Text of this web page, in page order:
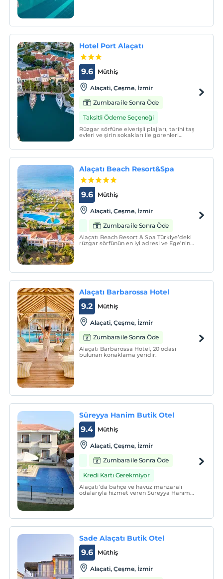
Hotel Port Alaçatı
Müthiş
9.6
Alaçati, Çeşme, İzmir
Zumbara ile Sonra Öde
Taksitli Ödeme Seçeneği
Rüzgar sörfüne elverişli plajları, tarihi taş
evleri ve şirin sokakları ile görenleri
fırsatı sunuyor.
Alaçatı Beach Resort&Spa
Müthiş
9.6
Alaçati, Çeşme, İzmir
Zumbara ile Sonra Öde
Alaçatı Beach Resort & Spa Türkiye’deki
rüzgar sörfünün en iyi adresi ve Ege’nin
Alaçatı Barbarossa Hotel
Müthiş
9.2
Alaçati, Çeşme, İzmir
Zumbara ile Sonra Öde
Alaçatı Barbarossa Hotel, 20 odası
bulunan konaklama yeridir.
Süreyya Hanim Butik Otel
Müthiş
9.4
Alaçati, Çeşme, İzmir
Zumbara ile Sonra Öde
Kredi Kartı Gerekmiyor
Alaçatı’da bahçe ve havuz manzaralı
odalarıyla hizmet veren Süreyya Hanım
Sade Alaçatı Butik Otel
Müthiş
9.6
Alaçati, Çeşme, İzmir